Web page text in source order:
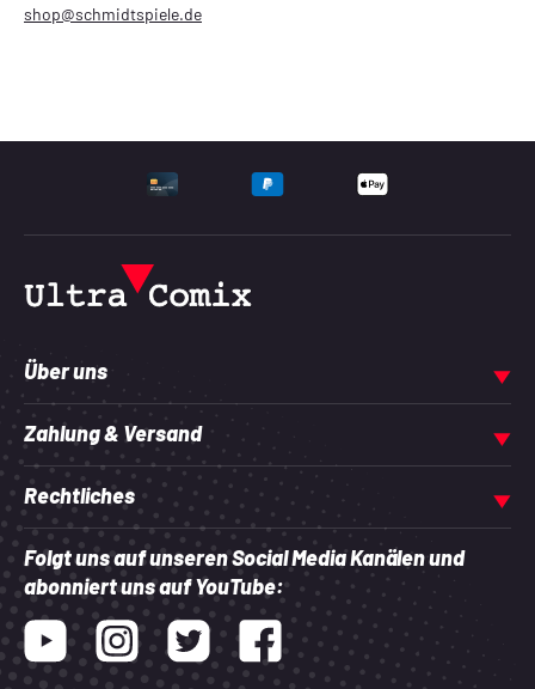
shop@schmidtspiele.de
UNTERSTÜTZTE
Über uns
Zahlung & Versand
Rechtliches
Folgt uns auf unseren Social Media Kanälen und
abonniert uns auf YouTube:
Youtube InstagramTwitter Facebook